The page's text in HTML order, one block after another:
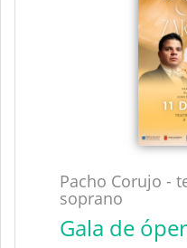
Pacho Corujo -
soprano
Gala de